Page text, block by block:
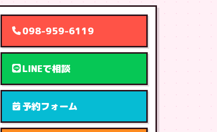
098-959-6119
LINEで相談
予約フォーム